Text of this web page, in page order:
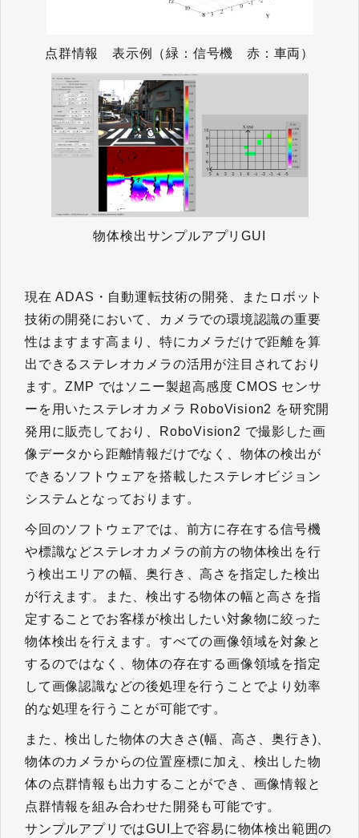
点群情報 表示例（緑：信号機 赤：車両）
物体検出サンプルアプリGUI
現在 ADAS・自動運転技術の開発、またロボット
技術の開発において、カメラでの環境認識の重要
性はますます高まり、特にカメラだけで距離を算
出できるステレオカメラの活用が注目されており
ます。ZMP ではソニー製超高感度 CMOS センサ
ーを用いたステレオカメラ RoboVision2 を研究開
発用に販売しており、RoboVision2 で撮影した画
像データから距離情報だけでなく、物体の検出が
できるソフトウェアを搭載したステレオビジョン
システムとなっております。
今回のソフトウェアでは、前方に存在する信号機
や標識などステレオカメラの前方の物体検出を行
う検出エリアの幅、奥行き、高さを指定した検出
が行えます。また、検出する物体の幅と高さを指
定することでお客様が検出したい対象物に絞った
物体検出を行えます。すべての画像領域を対象と
するのではなく、物体の存在する画像領域を指定
して画像認識などの後処理を行うことでより効率
的な処理を行うことが可能です。
また、検出した物体の大きさ(幅、高さ、奥行き)、
物体のカメラからの位置座標に加え、検出した物
体の点群情報も出力することができ、画像情報と
点群情報を組み合わせた開発も可能です。
サンプルアプリではGUI上で容易に物体検出範囲の